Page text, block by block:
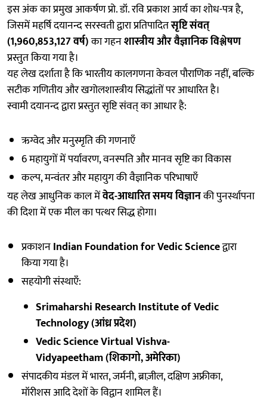
इस अंक का प्रमुख आकर्षण प्रो. डॉ. रवि प्रकाश आर्य का शोध-पत्र है,
जिसमें महर्षि दयानन्द सरस्वती द्वारा प्रतिपादितसृष्टि संवत्
(1,960,853,127 वर्ष)का गहनशास्त्रीय और वैज्ञानिक विश्लेषण
प्रस्तुत किया गया है।
यह लेख दर्शाता है कि भारतीय कालगणना केवल पौराणिक नहीं, बल्कि
सटीक गणितीय और खगोलशास्त्रीय सिद्धांतों पर आधारित है।
स्वामी दयानन्द द्वारा प्रस्तुत सृष्टि संवत् का आधार है:
ऋग्वेद और मनुस्मृति की गणनाएँ
6 महायुगों में पर्यावरण, वनस्पति और मानव सृष्टि का विकास
कल्प, मन्वंतर और महायुग की वैज्ञानिक परिभाषाएँ
यह लेख आधुनिक काल मेंवेद-आधारित समय विज्ञानकी पुनर्स्थापना
की दिशा में एक मील का पत्थर सिद्ध होगा।
प्रकाशनIndian Foundation for Vedic Scienceद्वारा
किया गया है।
सहयोगी संस्थाएँ:
Srimaharshi Research Institute of Vedic
Technology (आंध्र प्रदेश)
Vedic Science Virtual Vishva-
Vidyapeetham (शिकागो, अमेरिका)
संपादकीय मंडल में भारत, जर्मनी, ब्राज़ील, दक्षिण अफ्रीका,
मॉरीशस आदि देशों के विद्वान शामिल हैं।